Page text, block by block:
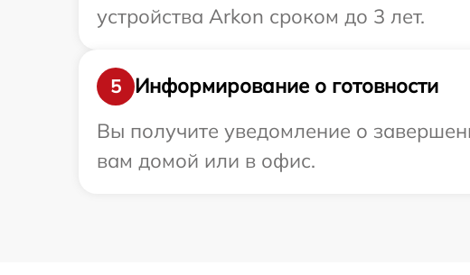
устройства Arkon сроком до 3 лет.
5
Информирование о готовности
Вы получите уведомление о
вам домой или в офис.